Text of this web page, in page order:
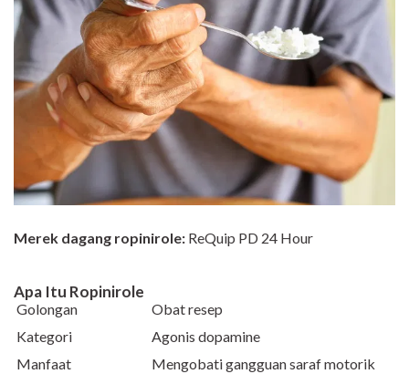
Merek dagang ropinirole: ReQuip PD 24 Hour
Apa Itu Ropinirole
Golongan
Obat resep
Kategori
Agonis dopamine
Manfaat
Mengobati gangguan saraf motorik